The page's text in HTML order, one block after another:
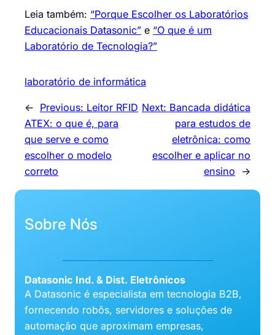
Leia também: “Porque Escolher os Laboratórios
Educacionais Datasonic” e “O que é um
Laboratório de Tecnologia?”
laboratório de informática
← Previous: Leitor RFID
ATEX: o que é, para
que serve e como
escolher o modelo
correto
Next: Bancada didática
para estudos de
eletrônica: como
escolher e aplicar no
ensino
→
Sobre Nós
Datasonic Ind. & Dist. Eletrônicos
A Datasonic é especialista em tecnologia B2B,
fornecendo robôs, servidores e soluções de
automação que aproximam empresas,